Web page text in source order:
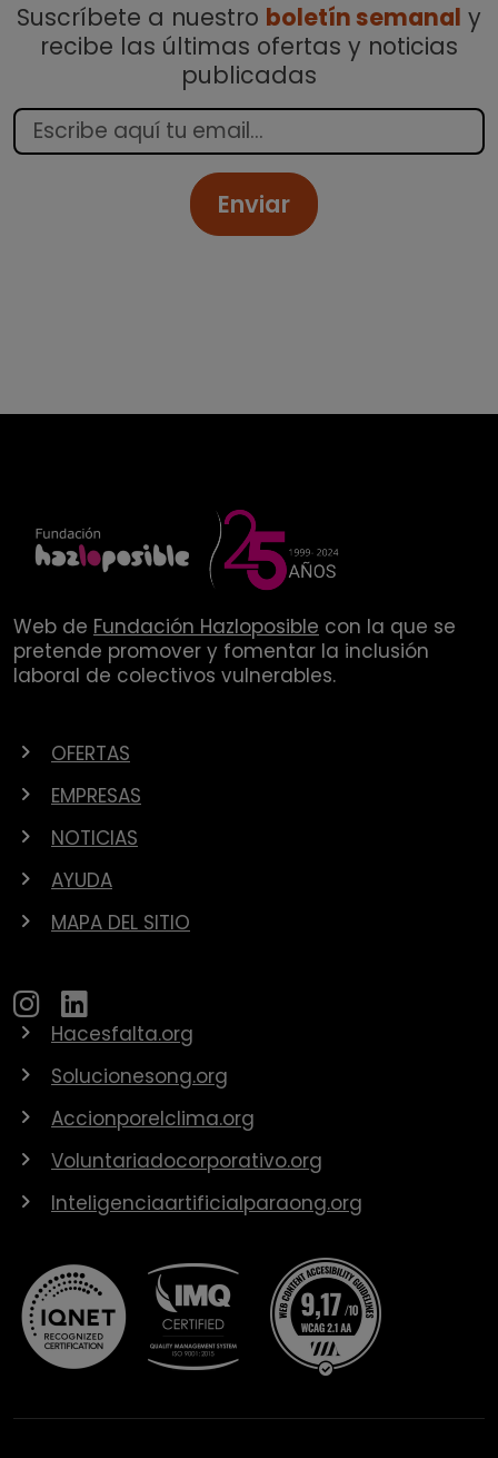
Suscríbete a nuestro boletín semanal y
recibe las últimas ofertas y noticias
publicadas
Enviar
Web de Fundación Hazloposible con la que se
pretende promover y fomentar la inclusión
laboral de colectivos vulnerables.
OFERTAS
EMPRESAS
NOTICIAS
AYUDA
MAPA DEL SITIO
Hacesfalta.org
Solucionesong.org
Accionporelclima.org
Voluntariadocorporativo.org
Inteligenciaartificialparaong.org